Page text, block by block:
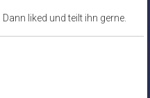
liked und teilt ihn gerne.